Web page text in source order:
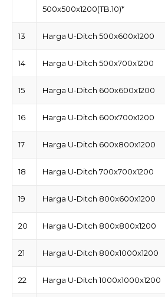
500x500x1200(TB.10)*
13 Harga U-Ditch 500x600x1200
14 Harga U-Ditch 500x700x1200
15 Harga U-Ditch 600x600x1200
16 Harga U-Ditch 600x700x1200
17 Harga U-Ditch 600x800x1200
18 Harga U-Ditch 700x700x1200
19 Harga U-Ditch 800x600x1200
20 Harga U-Ditch 800x800x1200
21 Harga U-Ditch 800x1000x1200
22 Harga U-Ditch 1000x1000x1200